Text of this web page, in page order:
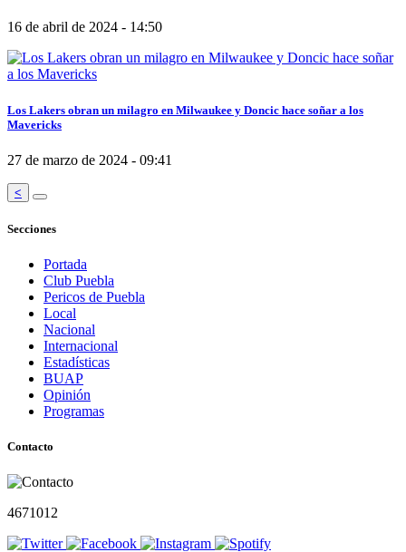
16 de abril de 2024 - 14:50
Los Lakers obran un milagro en Milwaukee y Doncic hace soñar a los
Mavericks
27 de marzo de 2024 - 09:41
<
Secciones
Portada
Club Puebla
Pericos de Puebla
Local
Nacional
Internacional
Estadísticas
BUAP
Opinión
Programas
Contacto
4671012